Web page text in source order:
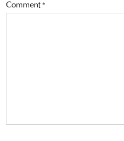
Comment*